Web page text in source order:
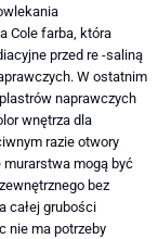
Cole farba, która
przed re -saliną
W ostatnim
naprawczych
wnętrza dla
razie otwory
mogą być
bez
całej grubości
nie ma potrzeby